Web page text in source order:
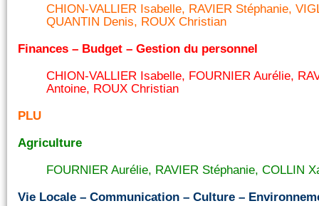
CHION-VALLIER Isabelle, RAVIER Stéphanie,
QUANTIN Denis, ROUX Christian
Finances – Budget – Gestion du personnel
CHION-VALLIER Isabelle, FOURNIER Aurélie,
Antoine, ROUX Christian
PLU
Agriculture
FOURNIER Aurélie, RAVIER Stéphanie, COLLIN
Vie Locale – Communication – Culture –